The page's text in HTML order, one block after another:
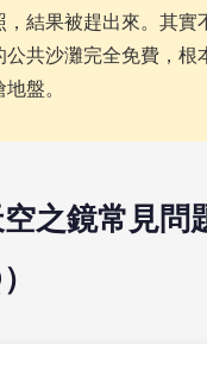
，結果被趕出來。其實
公共沙灘完全免費，根
盤。
之鏡常見問